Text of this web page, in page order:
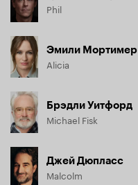
Phil
Эмили Мортимер
Alicia
Брэдли Уитфорд
Michael Fisk
Джей Дюпласс
Malcolm